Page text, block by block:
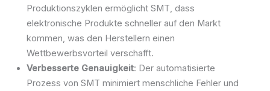
Produktionszyklen ermöglicht SMT, dass
elektronische Produkte schneller auf den Markt
kommen, was den Herstellern einen
Wettbewerbsvorteil verschafft.
Verbesserte Genauigkeit: Der automatisierte
Prozess von SMT minimiert menschliche Fehler und